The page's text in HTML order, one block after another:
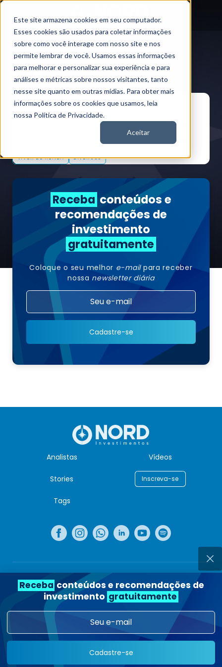
Este site armazena cookies em seu computador.
Esses cookies são usados para coletar informações
sobre como você interage com nosso site e nos
permite lembrar de você. Usamos essas informações
para melhorar e personalizar sua experiência e para
análises e métricas sobre nossos visitantes, tanto
nesse site quanto em outras mídias. Para obter mais
informações sobre os cookies que usamos, leia
nossa Política de Privacidade.
Aceitar
Nord News Tags CDI
CDI
Outras Tags
INVESTIMENTOS BOLSA DE VALORES
MERCADO FINANCEIRO
FUNDOS IMOBILIÁRIOS
VIVER DE RENDA
DIVERSOS
Receba conteúdos e
recomendações de
investimento
gratuitamente
Coloque o seu melhor e-mailpara receber
nossa newsletter diária
Cadastre-se
Analistas Vídeos
Stories Inscreva-se
Tags
Voltar para o topo
Copyright © Nord Investimentos, 2026. Todos os direitos
reservados.
Rua Joaquim Floriano, 100 - Itaim Bibi, São Paulo - SP
04534-000
Receba conteúdos e recomendações de
investimento gratuitamente
Cadastre-se